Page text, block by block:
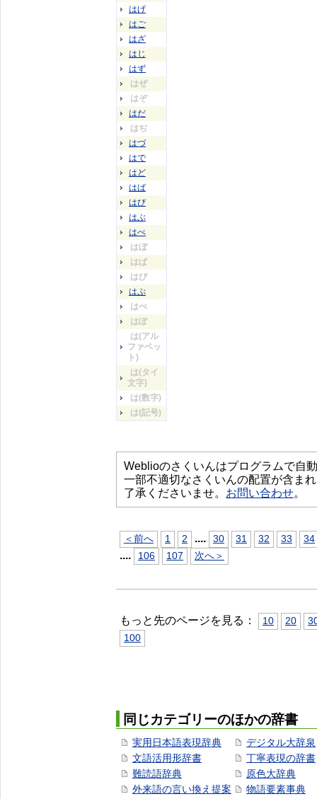
はげ
はご
はざ
はじ
はず
はぜ
はぞ
はだ
はぢ
はづ
はで
はど
はば
はび
はぶ
はべ
はぼ
はぱ
はぴ
はぷ
はぺ
はぽ
は(アル
ファベッ
ト)
は(タイ
文字)
は(数字)
は(記号)
Weblioのさくいんはプログラムで自
一部不適切なさくいんの配置が含ま
了承くださいませ。 お問い合わせ。
＜前へ 1 2 .... 30 31 32 33 34
.... 106 107 次へ＞
もっと先のページを見る： 10 20
100
同じカテゴリーのほかの辞書
実用日本語表現辞典
文語活用形辞書
難読語辞典
外来語の言い換え提案
デジタル大辞泉
丁寧表現の辞書
原色大辞典
物語要素事典